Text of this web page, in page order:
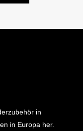
in
in Europa her.